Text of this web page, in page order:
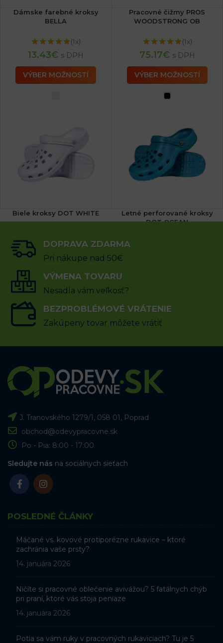
Dámske farebné kroksy
BELLA
(1x)
13.43€ s DPH
VÝBER MOŽNOSTÍ
Pracovné čižmy PROS
WOODSTRONG OB
(1x)
75.17€ s DPH
VÝBER MOŽNOSTÍ
Biele kroksy DOT WHITE
9.45€ s DPH
VÝBER MOŽNOSTÍ
Letné perforované kroksy
DOT OCEAN
DOPRAVA ZDARMA
Pri nákupe nad 50€
VÝMENA TOVARU
Nesadla vám veľkosť?
BEZPROBLÉMOVÉ VRÁTENIE
Zakúpeny tovar môžete vrátiť
J. Tranovského 1279/1, 058 01, Poprad
obchod@odevypracovne.sk
Po - Pia: 8:00 - 17:00
Sledujte nás na sociálnych sieťach
POSLEDNÉ ČLÁNKY
Máčané vs. kovové protiporézne rukavice – ktoré
zachránia vaše prsty?
14. januára 2026
Ničíte si pracovné oblečenie avivážou? 5 fatálnych chýb
pri praní, ktoré vás stoja peniaze
14. januára 2026
Potia sa vám ruky v pracovných rukaviciach? Tu je 5